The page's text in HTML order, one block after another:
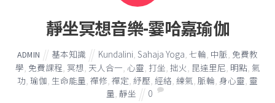
靜坐冥想音樂-霎哈嘉瑜伽
ADMIN 基本知識 Kundalini ,Sahaja Yoga ,七輪 中脈 免費教
學, 免費課程, 冥想, 天人合一, 心靈, 打坐, 拙火, 昆達里尼, 明點, 氣
功, 瑜伽, 生命能量, 禪修, 禪定, 紓壓, 經絡, 練氣, 脈輪, 身心靈, 靈
量, 靜坐 0